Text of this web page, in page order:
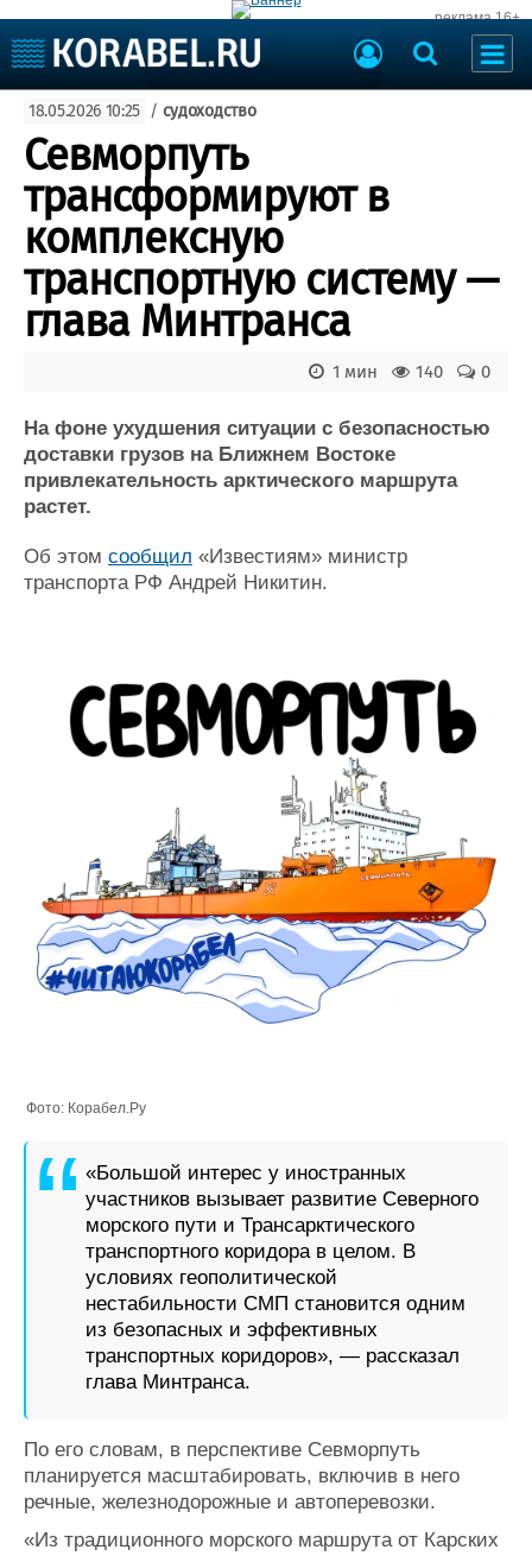
реклама 16+
Судоходство
Судоремонт
События
Порты
Рыболовство
ВМФ
Образование
Яхты и катера
Еще
Компании
Репутация
Работа
Журнал
Реклама
Торговая площадка
Доска объявлений
Оборудование
Изделия
Материалы
Выставки и семинары
Личности
Словарь
Галерея флота
Форум
Отзывы
Все службы
18.05.2026 10:25 / судоходство
Севморпуть
трансформируют в
комплексную
транспортную систему —
глава Минтранса
0
140
1 мин
На фоне ухудшения ситуации с безопасностью
доставки грузов на Ближнем Востоке
привлекательность арктического маршрута
растет.
Об этом сообщил «Известиям» министр
транспорта РФ Андрей Никитин.
Фото: Корабел.Ру
«Большой интерес у иностранных
участников вызывает развитие Северного
морского пути и Трансарктического
транспортного коридора в целом. В
условиях геополитической
нестабильности СМП становится одним
из безопасных и эффективных
транспортных коридоров», — рассказал
глава Минтранса.
По его словам, в перспективе Севморпуть
планируется масштабировать, включив в него
речные, железнодорожные и автоперевозки.
«Из традиционного морского маршрута от Карских